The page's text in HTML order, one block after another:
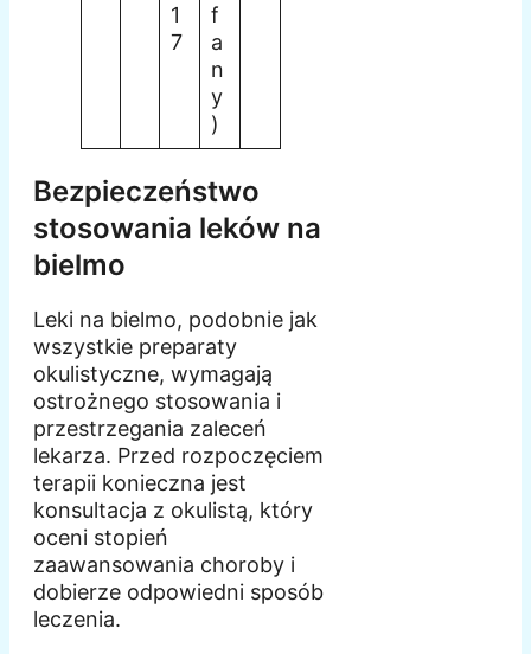
1
7
f
a
n
y
)
Bezpieczeństwo
stosowania leków na
bielmo
Leki na bielmo, podobnie jak
wszystkie preparaty
okulistyczne, wymagają
ostrożnego stosowania i
przestrzegania zaleceń
lekarza. Przed rozpoczęciem
terapii konieczna jest
konsultacja z okulistą, który
oceni stopień
zaawansowania choroby i
dobierze odpowiedni sposób
leczenia.